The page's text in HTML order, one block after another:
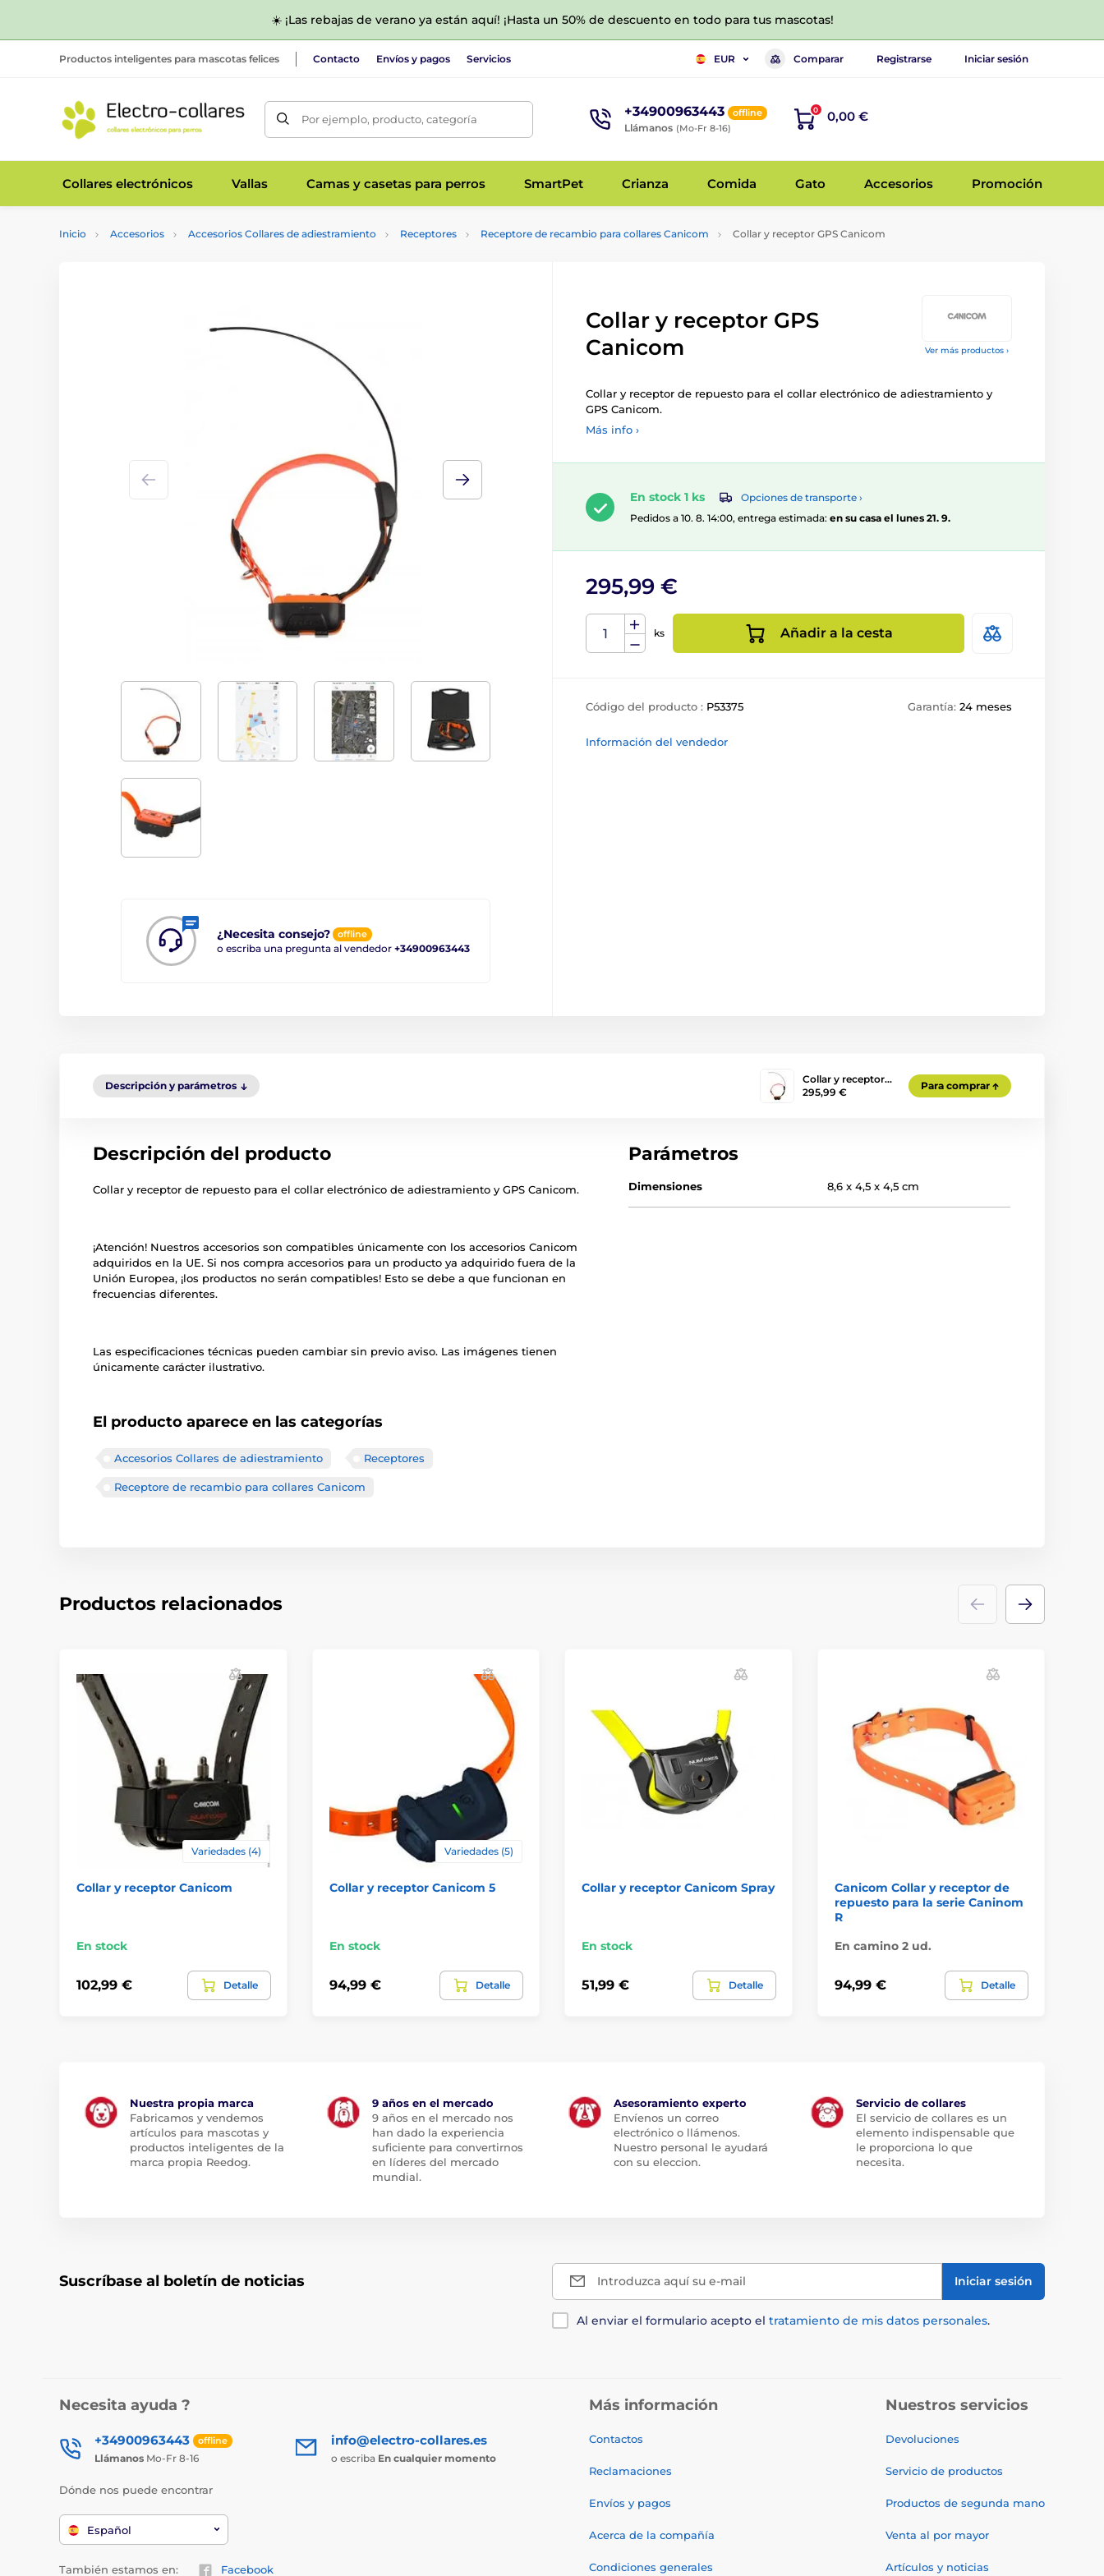
☀️ ¡Las rebajas de verano ya están aquí! ¡Hasta un 50% de descuento en todo para tus mascotas!
Productos inteligentes para mascotas felices Contacto Envíos y pagos Servicios EUR Comparar Registrarse Iniciar sesión
Por ejemplo, producto, categoría +34900963443 offline
Llámanos (Mo-Fr 8-16)
0 0,00 €
Collares electrónicos Vallas Camas y casetas para perros SmartPet Crianza Comida Gato Accesorios Promoción
Inicio Accesorios Accesorios Collares de adiestramiento Receptores Receptore de recambio para collares Canicom Collar y receptor GPS Canicom
Ver más productos ›
¿Necesita consejo? offline
o escriba una pregunta al vendedor +34900963443
Collar y receptor GPS
Canicom
Collar y receptor de repuesto para el collar electrónico de adiestramiento y
GPS Canicom.
Más info ›
En stock 1 ks
Opciones de transporte ›
Pedidos a 10. 8. 14:00, entrega estimada: en su casa el lunes 21. 9.
295,99 €
ks Añadir a la cesta
Código del producto : P53375 Garantía: 24 meses
Información del vendedor
Descripción y parámetros
Collar y receptor…
295,99 €
Para comprar
Descripción del producto
Collar y receptor de repuesto para el collar electrónico de adiestramiento y GPS Canicom.
¡Atención! Nuestros accesorios son compatibles únicamente con los accesorios Canicom
adquiridos en la UE. Si nos compra accesorios para un producto ya adquirido fuera de la
Unión Europea, ¡los productos no serán compatibles! Esto se debe a que funcionan en
frecuencias diferentes.
Las especificaciones técnicas pueden cambiar sin previo aviso. Las imágenes tienen
únicamente carácter ilustrativo.
El producto aparece en las categorías
Accesorios Collares de adiestramiento Receptores
Receptore de recambio para collares Canicom
Parámetros
Dimensiones 8,6 x 4,5 x 4,5 cm
Productos relacionados
Variedades (4)
Collar y receptor Canicom
En stock
102,99 € Detalle
Variedades (5)
Collar y receptor Canicom 5
En stock
94,99 € Detalle
Collar y receptor Canicom Spray
En stock
51,99 € Detalle
Canicom Collar y receptor de
repuesto para la serie Caninom
R
En camino 2 ud.
94,99 € Detalle
Nuestra propia marca
Fabricamos y vendemos
artículos para mascotas y
productos inteligentes de la
marca propia Reedog.
9 años en el mercado
9 años en el mercado nos
han dado la experiencia
suficiente para convertirnos
en líderes del mercado
mundial.
Asesoramiento experto
Envíenos un correo
electrónico o llámenos.
Nuestro personal le ayudará
con su eleccion.
Servicio de collares
El servicio de collares es un
elemento indispensable que
le proporciona lo que
necesita.
Suscríbase al boletín de noticias Introduzca aquí su e-mail Iniciar sesión
Al enviar el formulario acepto el tratamiento de mis datos personales.
Necesita ayuda ?
+34900963443 offline
Llámanos Mo-Fr 8-16
info@electro-collares.es
o escriba En cualquier momento
Dónde nos puede encontrar
Español
También estamos en: Facebook
Más información
Contactos
Reclamaciones
Envíos y pagos
Acerca de la compañía
Condiciones generales
Nuestros servicios
Devoluciones
Servicio de productos
Productos de segunda mano
Venta al por mayor
Artículos y noticias